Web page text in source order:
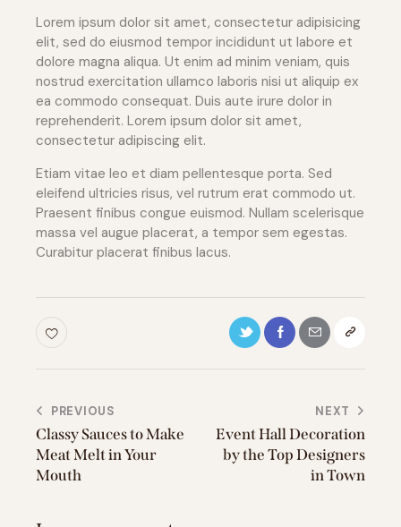
Lorem ipsum dolor sit amet, consectetur adipisicing
elit, sed do eiusmod tempor incididunt ut labore et
dolore magna aliqua. Ut enim ad minim veniam, quis
nostrud exercitation ullamco laboris nisi ut aliquip ex
ea commodo consequat. Duis aute irure dolor in
reprehenderit. Lorem ipsum dolor sit amet,
consectetur adipiscing elit.
Etiam vitae leo et diam pellentesque porta. Sed
eleifend ultricies risus, vel rutrum erat commodo ut.
Praesent finibus congue euismod. Nullam scelerisque
massa vel augue placerat, a tempor sem egestas.
Curabitur placerat finibus lacus.
Navegación
de
entradas
PREVIOUS
Classy Sauces to Make
Meat Melt in Your
Mouth
NEXT
Event Hall Decoration
by the Top Designers
in Town